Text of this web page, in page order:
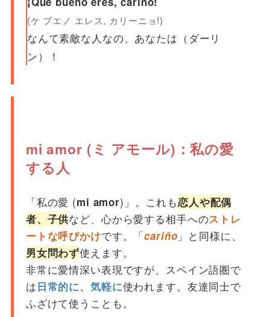
(ケ ブエノ エレス, カリーニョ!)
なんて素敵な人なの、あなたは（ダーリ
ン）！
mi amor (ミ アモール)：私の愛
する人
「私の愛 (mi amor)」。これも恋人や配偶
者、子供など、心から愛する相手へのストレ
ートな呼びかけです。「cariño 」と同様に、
男女問わず使えます。
非常に愛情深い表現ですが、スペイン語圏で
は日常的に、気軽に使われます。友達同士で
ふざけて使うことも。